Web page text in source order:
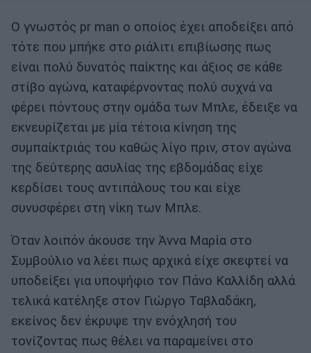
Ο γνωστός pr man ο οποίος έχει αποδείξει από
τότε που μπήκε στο ριάλιτι επιβίωσης πως
είναι πολύ δυνατός παίκτης και άξιος σε κάθε
στίβο αγώνα, καταφέρνοντας πολύ συχνά να
φέρει πόντους στην ομάδα των Μπλε, έδειξε να
εκνευρίζεται με μία τέτοια κίνηση της
συμπαίκτριάς του καθώς λίγο πριν, στον αγώνα
της δεύτερης ασυλίας της εβδομάδας είχε
κερδίσει τους αντιπάλους του και είχε
συνυσφέρει στη νίκη των Μπλε.
Όταν λοιπόν άκουσε την Άννα Μαρία στο
Συμβούλιο να λέει πως αρχικά είχε σκεφτεί να
υποδείξει για υποψήφιο τον Πάνο Καλλίδη αλλά
τελικά κατέληξε στον Γιώργο Ταβλαδάκη,
εκείνος δεν έκρυψε την ενόχλησή του
τονίζοντας πως θέλει να παραμείνει στο